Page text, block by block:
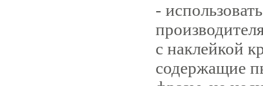
-
с наклейкой
содержащие